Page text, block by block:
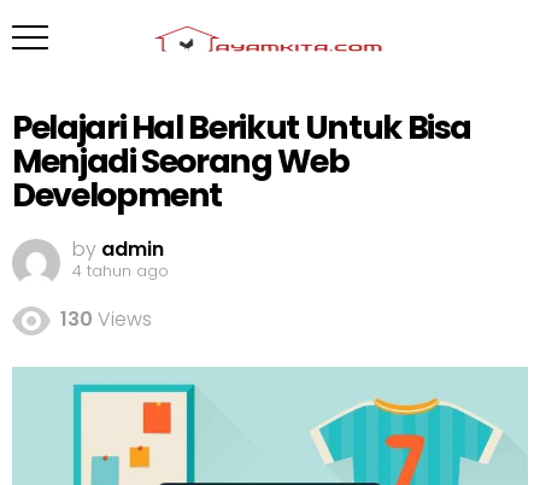
Pelajari Hal Berikut Untuk Bisa
Menjadi Seorang Web
Development
by admin
4 tahun ago
130 Views